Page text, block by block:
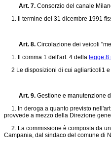
Art. 7. Consorzio del canale
1. Il termine del 31 dicembre 1991
Art. 8. Circolazione dei veicoli
1. Il comma 1 dell'art. 4 della legge
2 Le disposizioni di cui agliarticoli1 e
Art. 9. Gestione e manutenzione
1. In deroga a quanto previsto
provvede a mezzo della Direzione
2. La commissione è composta da
Campania, dal sindaco del comune di